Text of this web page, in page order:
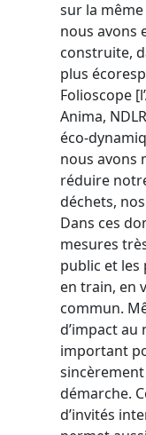
sur la
nous avons
construite,
plus
Folioscope
Anima,
éco-
nous avons
réduire
déchets,
Dans ces
mesures
public et les
en train, en
commun.
d’impact au
important
démarche.
d’invités